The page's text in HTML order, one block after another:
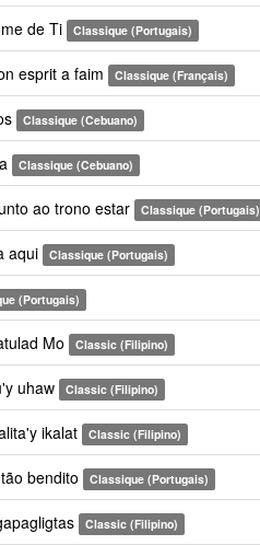
de Ti Classique (Portugais)
esprit a faim Classique (Français)
Classique (Cebuano)
Classique (Cebuano)
ao trono estar Classique (Portugais)
aqui Classique (Portugais)
(Portugais)
Mo Classic (Filipino)
uhaw Classic (Filipino)
ikalat Classic (Filipino)
bendito Classique (Portugais)
Classic (Filipino)